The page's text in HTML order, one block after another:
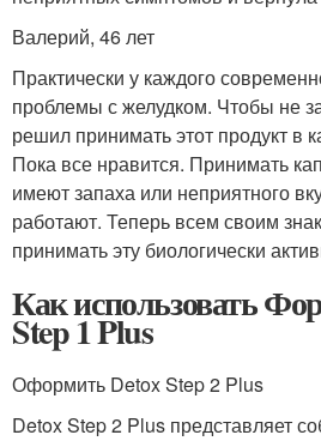
Валерий, 46 лет
Практически у каждого
проблемы с желудком. Чтобы не
решил принимать этот продукт в
Пока все нравится. Принимать
имеют запаха или неприятного
работают. Теперь всем своим
принимать эту биологически
Как использовать
Step 1 Plus
Оформить Detox Step 2 Plus
Detox Step 2 Plus представляет